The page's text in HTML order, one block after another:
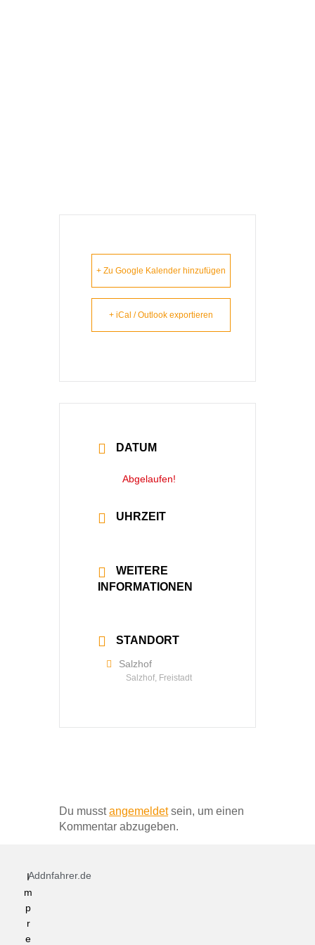
+ Zu Google Kalender hinzufügen
+ iCal / Outlook exportieren
DATUM
Abgelaufen!
UHRZEIT
WEITERE
INFORMATIONEN
STANDORT
Salzhof
Salzhof, Freistadt
Du musstangemeldetsein, um einen
Kommentar abzugeben.
Addnfahrer.de
I
m
p
r
e